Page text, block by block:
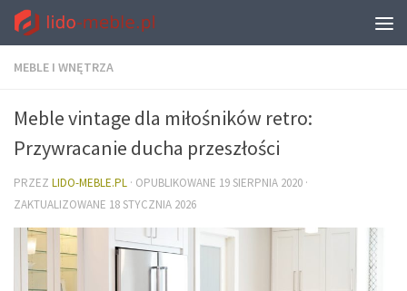
MEBLE I WNĘTRZA
Meble vintage dla miłośników retro:
Przywracanie ducha przeszłości
PRZEZ LIDO-MEBLE.PL · OPUBLIKOWANE 19 SIERPNIA 2020 ·
ZAKTUALIZOWANE 18 STYCZNIA 2026